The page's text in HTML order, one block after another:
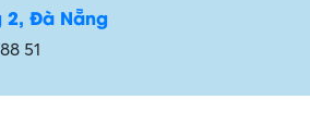
2, Đà Nẵng
51